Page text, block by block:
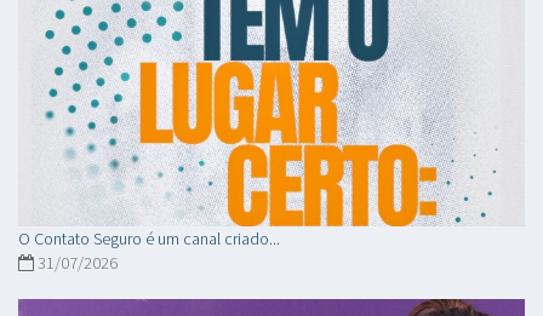
O Contato Seguro é um canal criado...
31/07/2026